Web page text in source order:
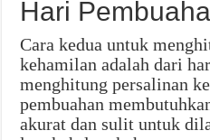
Hari
Cara kedua untuk
kehamilan adalah dari
menghitung persalinan
pembuahan
akurat dan sulit untuk